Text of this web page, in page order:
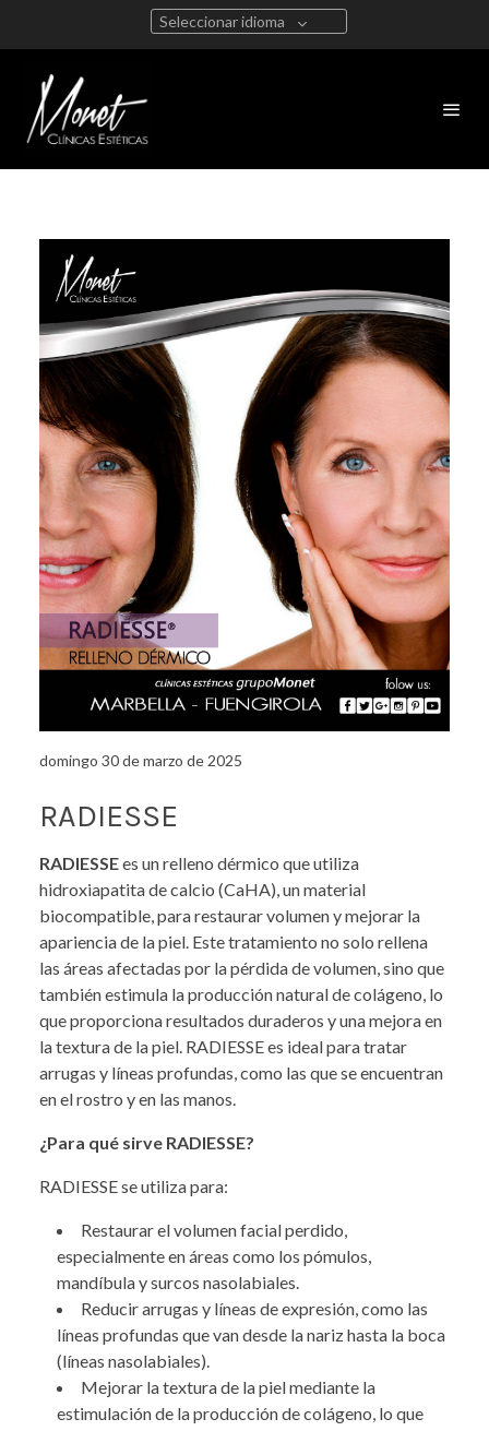
Seleccionar idioma
domingo 30 de marzo de 2025
RADIESSE
RADIESSEes un relleno dérmico que utiliza
hidroxiapatita de calcio (CaHA), un material
biocompatible, para restaurar volumen y mejorar la
apariencia de la piel. Este tratamiento no solo rellena
las áreas afectadas por la pérdida de volumen, sino que
también estimula la producción natural de colágeno, lo
que proporciona resultados duraderos y una mejora en
la textura de la piel. RADIESSE es ideal para tratar
arrugas y líneas profundas, como las que se encuentran
en el rostro y en las manos.
¿Para qué sirve RADIESSE?
RADIESSE se utiliza para:
Restaurar el volumen facial perdido,
especialmente en áreas como los pómulos,
mandíbula y surcos nasolabiales.
Reducir arrugas y líneas de expresión, como las
líneas profundas que van desde la nariz hasta la boca
(líneas nasolabiales).
Mejorar la textura de la piel mediante la
estimulación de la producción de colágeno, lo que